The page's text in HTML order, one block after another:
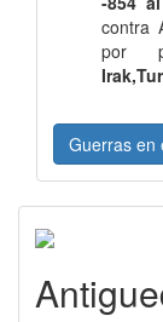
contra
por
Guerras en